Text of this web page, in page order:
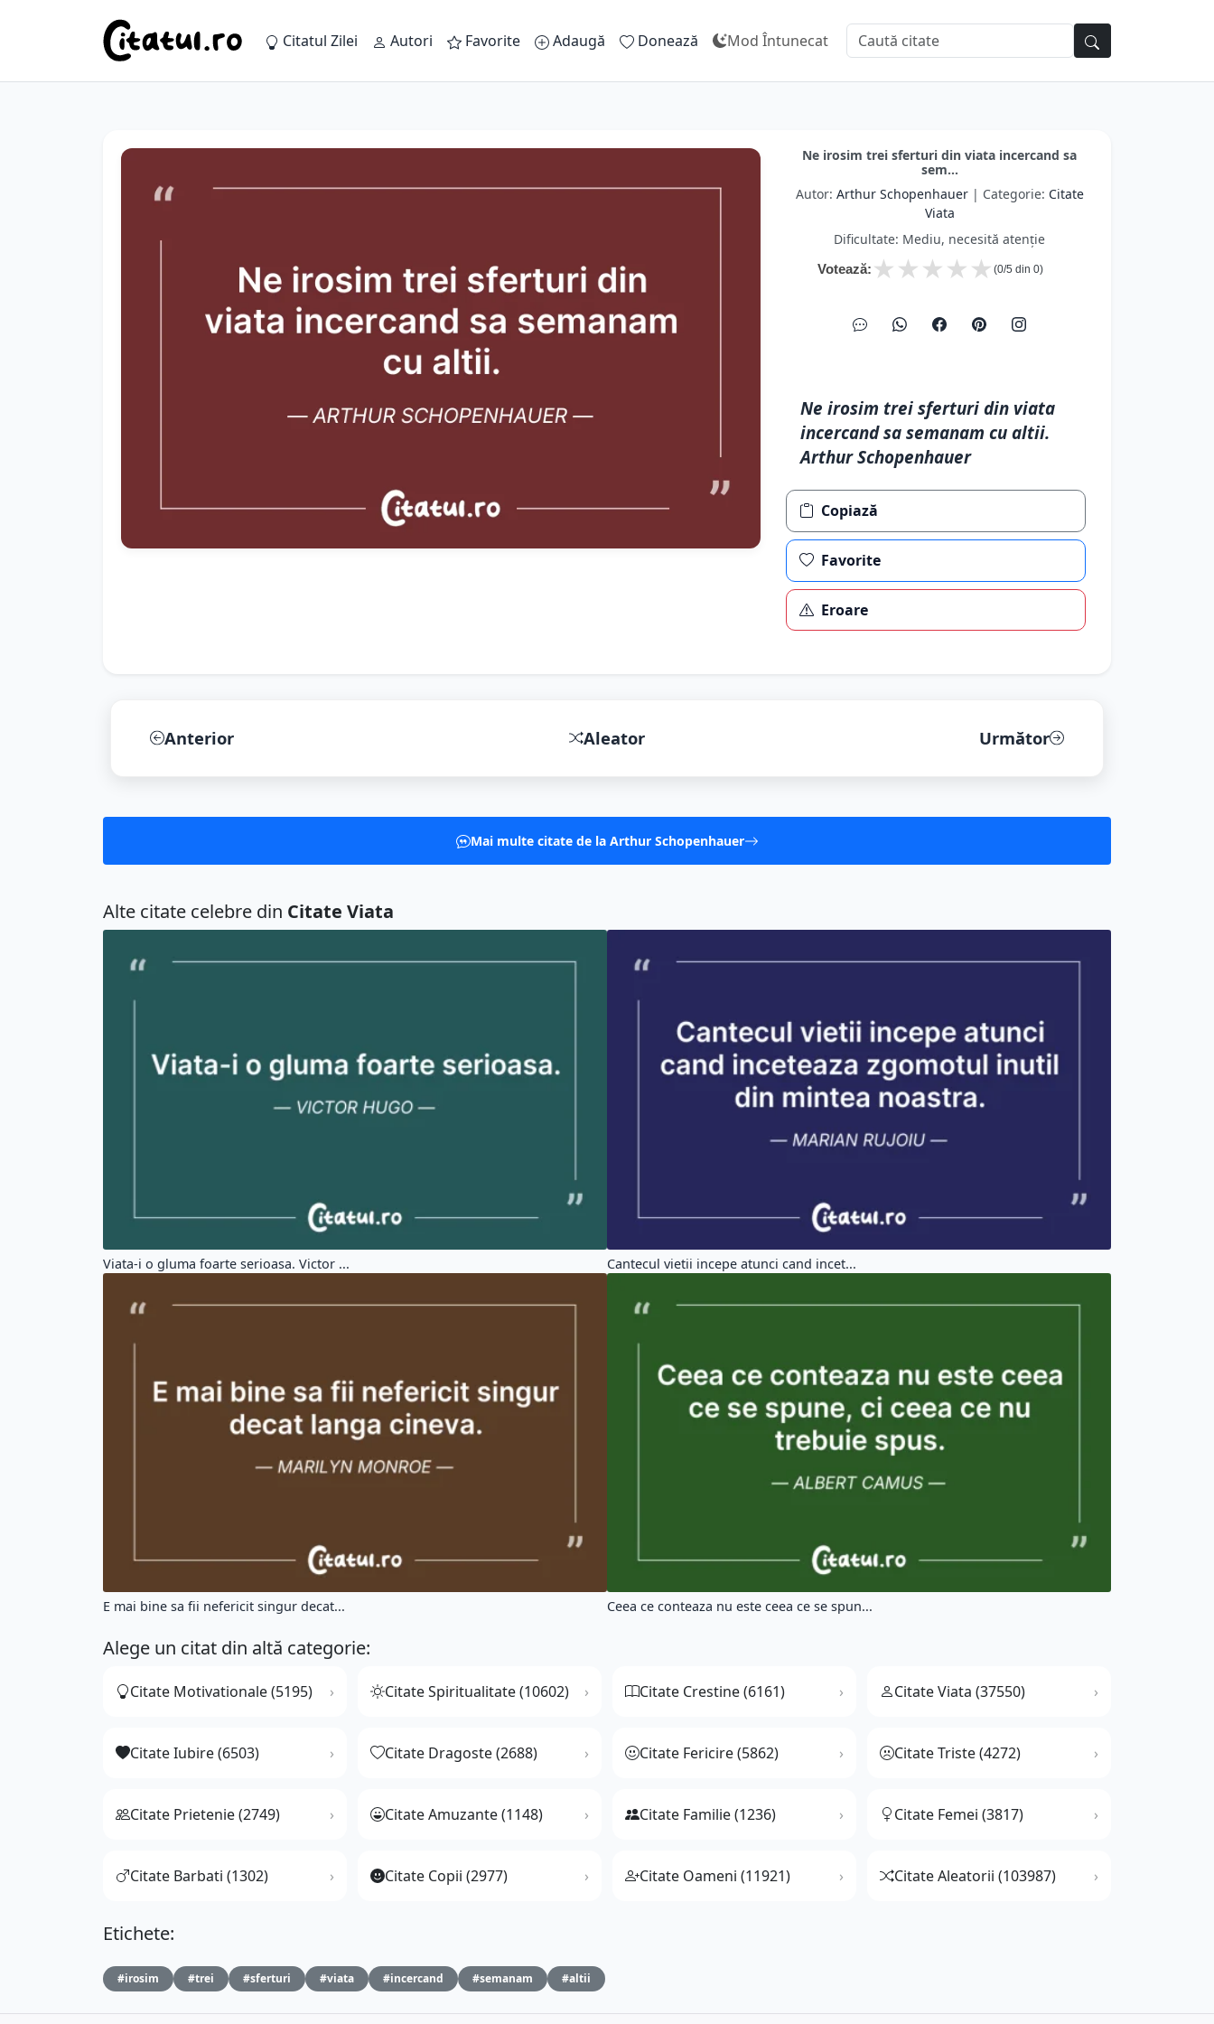
Citatul Zilei Autori Favorite Adaugă Donează Mod Întunecat
Ne irosim trei sferturi din viata incercand sa
sem...
Autor: Arthur Schopenhauer| Categorie: Citate
Viata
Dificultate: Mediu, necesită atenție
Votează: ★
★
★
★
★ (0/5 din 0)
Ne irosim trei sferturi din viata
incercand sa semanam cu altii.
Arthur Schopenhauer
Copiază
Favorite
Eroare
Anterior Aleator Următor
Mai multe citate de la Arthur Schopenhauer
Alte citate celebre din Citate Viata
Viata-i o gluma foarte serioasa. Victor ... Cantecul vietii incepe atunci cand incet...
E mai bine sa fii nefericit singur decat... Ceea ce conteaza nu este ceea ce se spun...
Alege un citat din altă categorie:
Citate Motivationale (5195) Citate Spiritualitate (10602) Citate Crestine (6161) Citate Viata (37550)
Citate Iubire (6503) Citate Dragoste (2688) Citate Fericire (5862) Citate Triste (4272)
Citate Prietenie (2749) Citate Amuzante (1148) Citate Familie (1236) Citate Femei (3817)
Citate Barbati (1302) Citate Copii (2977) Citate Oameni (11921) Citate Aleatorii (103987)
Etichete:
#irosim #trei #sferturi #viata #incercand #semanam #altii